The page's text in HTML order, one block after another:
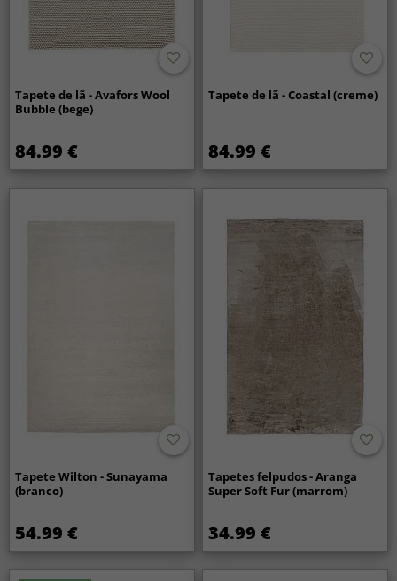
Tapete de lã - Avafors Wool
Bubble (bege)
84.99 €
Tapete de lã - Coastal (creme)
84.99 €
Tapete Wilton - Sunayama
(branco)
54.99 €
Tapetes felpudos - Aranga
Super Soft Fur (marrom)
34.99 €